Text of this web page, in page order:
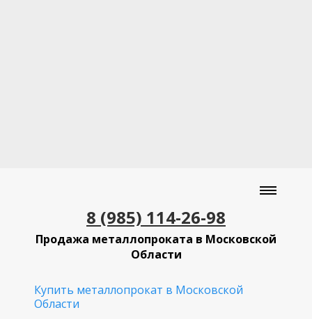
8 (985) 114-26-98
Продажа металлопроката в Московской
Области
Купить металлопрокат в Московской
Области